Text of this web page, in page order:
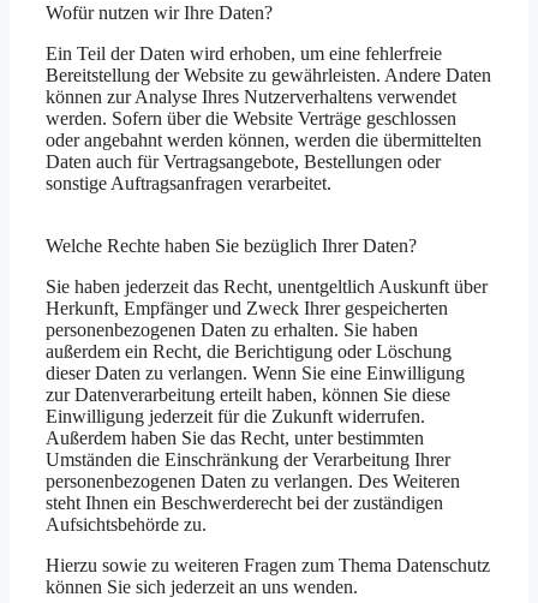
Wofür nutzen wir Ihre Daten?
Ein Teil der Daten wird erhoben, um eine fehlerfreie
Bereitstellung der Website zu gewährleisten. Andere Daten
können zur Analyse Ihres Nutzerverhaltens verwendet
werden. Sofern über die Website Verträge geschlossen
oder angebahnt werden können, werden die übermittelten
Daten auch für Vertragsangebote, Bestellungen oder
sonstige Auftragsanfragen verarbeitet.
Welche Rechte haben Sie bezüglich Ihrer Daten?
Sie haben jederzeit das Recht, unentgeltlich Auskunft über
Herkunft, Empfänger und Zweck Ihrer gespeicherten
personenbezogenen Daten zu erhalten. Sie haben
außerdem ein Recht, die Berichtigung oder Löschung
dieser Daten zu verlangen. Wenn Sie eine Einwilligung
zur Datenverarbeitung erteilt haben, können Sie diese
Einwilligung jederzeit für die Zukunft widerrufen.
Außerdem haben Sie das Recht, unter bestimmten
Umständen die Einschränkung der Verarbeitung Ihrer
personenbezogenen Daten zu verlangen. Des Weiteren
steht Ihnen ein Beschwerderecht bei der zuständigen
Aufsichtsbehörde zu.
Hierzu sowie zu weiteren Fragen zum Thema Datenschutz
können Sie sich jederzeit an uns wenden.